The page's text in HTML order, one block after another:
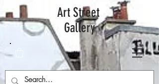
Art Street
Gallery